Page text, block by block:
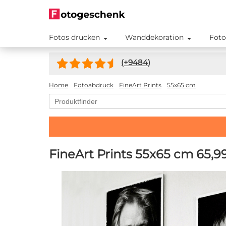
Fotos drucken Wanddekoration
(+9484)
Home Fotoabdruck FineArt Prints 55x65 cm
FineArt Prints 55x65 cm